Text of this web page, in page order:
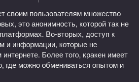
своим пользователям множество
это анонимность, которой так не
Во-вторых, доступ к
и информации, которые не
Более того, кракен имеет
где можно обмениваться опытом и